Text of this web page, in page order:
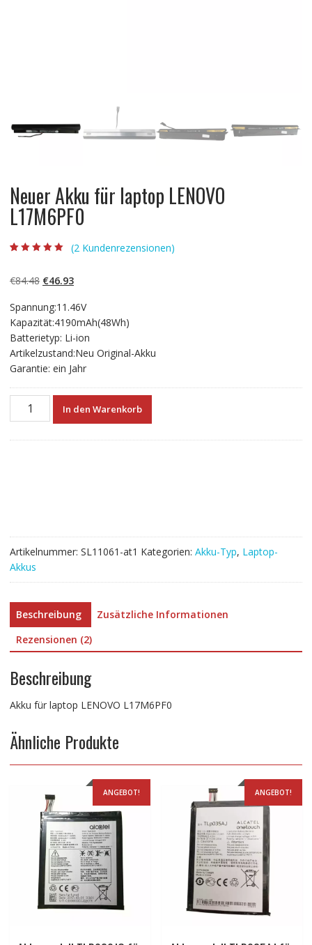
Neuer Akku für laptop LENOVO
L17M6PF0
basierend auf
Kundenbewertun
(2 Kundenrezensionen)
€84.48 Ursprünglicher
war:
€84.48
€46.93Aktueller
ist:
€46.93.
Spannung:11.46V
Kapazität:4190mAh(48Wh)
Batterietyp: Li-ion
Artikelzustand:Neu Original-Akku
Garantie: ein Jahr
Neuer
In den Warenkorb
Artikelnummer: SL11061-at1 Kategorien: Akku-Typ, Laptop-
Akkus
Beschreibung
Zusätzliche Informationen
Rezensionen (2)
Beschreibung
Akku für laptop LENOVO L17M6PF0
Ähnliche Produkte
ANGEBOT! ANGEBOT!